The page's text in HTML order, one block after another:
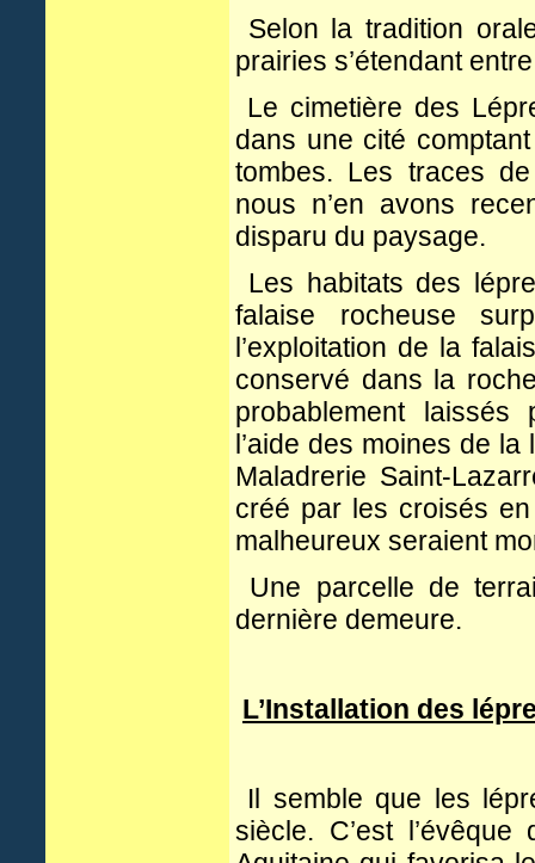
Selon la tradition
prairies s’étendant
Le cimetière des
dans une cité
tombes. Les traces
nous n’en avons
disparu du paysage.
Les habitats des
falaise rocheuse
l’exploitation de la
conservé dans la
probablement laissés
l’aide des moines de
Maladrerie Saint-
créé par les croisés
malheureux seraient
Une parcelle de
dernière demeure.
L’Installation des
Il semble que les
siècle. C’est